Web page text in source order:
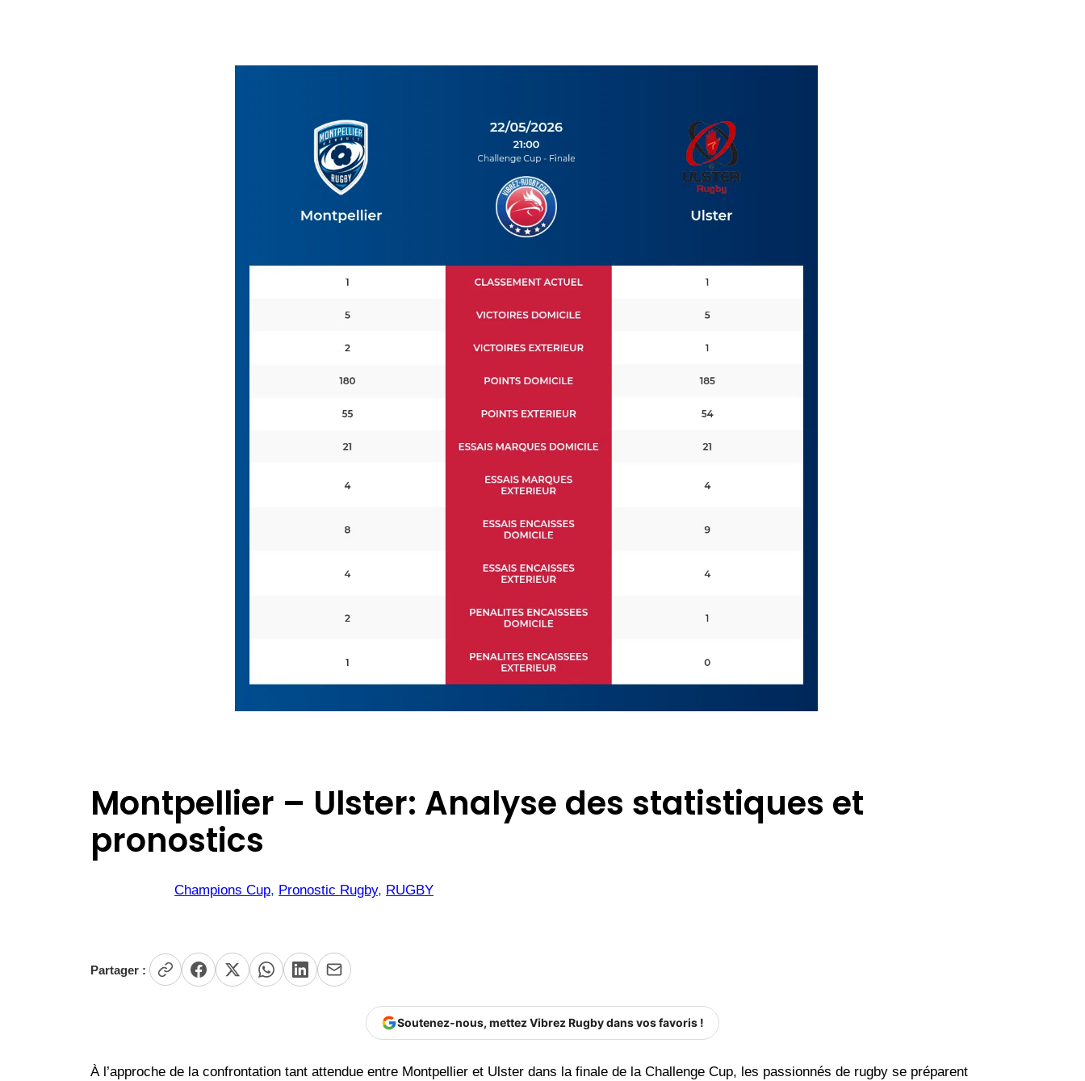
Montpellier – Ulster: Analyse des statistiques et
pronostics
Champions Cup, Pronostic Rugby, RUGBY
Partager :
Soutenez-nous, mettez Vibrez Rugby dans vos favoris !
À l’approche de la confrontation tant attendue entre Montpellier et Ulster dans la finale de la Challenge Cup, les passionnés de rugby se préparent